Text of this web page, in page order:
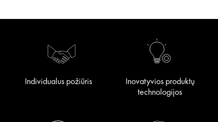
Individualus požiūris
Inovatyvios produktų
technologijos